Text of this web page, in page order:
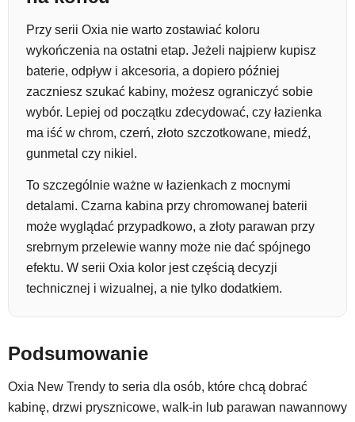
Przy serii Oxia nie warto zostawiać koloru
wykończenia na ostatni etap. Jeżeli najpierw kupisz
baterie, odpływ i akcesoria, a dopiero później
zaczniesz szukać kabiny, możesz ograniczyć sobie
wybór. Lepiej od początku zdecydować, czy łazienka
ma iść w chrom, czerń, złoto szczotkowane, miedź,
gunmetal czy nikiel.
To szczególnie ważne w łazienkach z mocnymi
detalami. Czarna kabina przy chromowanej baterii
może wyglądać przypadkowo, a złoty parawan przy
srebrnym przelewie wanny może nie dać spójnego
efektu. W serii Oxia kolor jest częścią decyzji
technicznej i wizualnej, a nie tylko dodatkiem.
Podsumowanie
Oxia New Trendy to seria dla osób, które chcą dobrać
kabinę, drzwi prysznicowe, walk-in lub parawan nawannowy